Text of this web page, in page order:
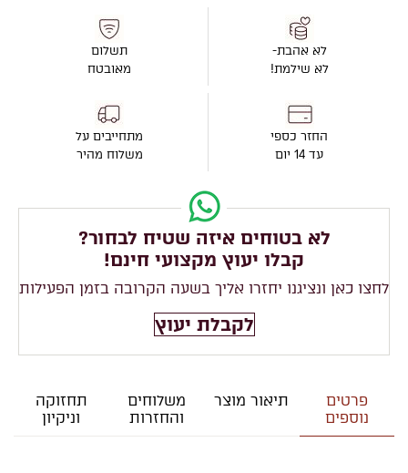
לא אהבת-
לא שילמת!
החזר כספי
עד 14 יום
תשלום
מאובטח
מתחייבים על
משלוח מהיר
לא בטוחים איזה שטיח לבחור?
קבלו יעוץ מקצועי חינם!
לחצו כאן ונציגנו יחזרו אליך בשעה הקרובה בזמן הפעילות
לקבלת יעוץ
פרטים
נוספים
תיאור מוצר
משלוחים
והחזרות
תחזוקה
וניקיון